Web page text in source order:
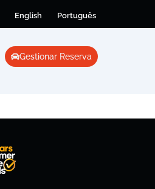
English Português
Gestionar Reserva